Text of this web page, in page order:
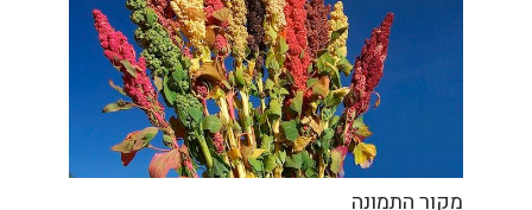
מקור התמונה